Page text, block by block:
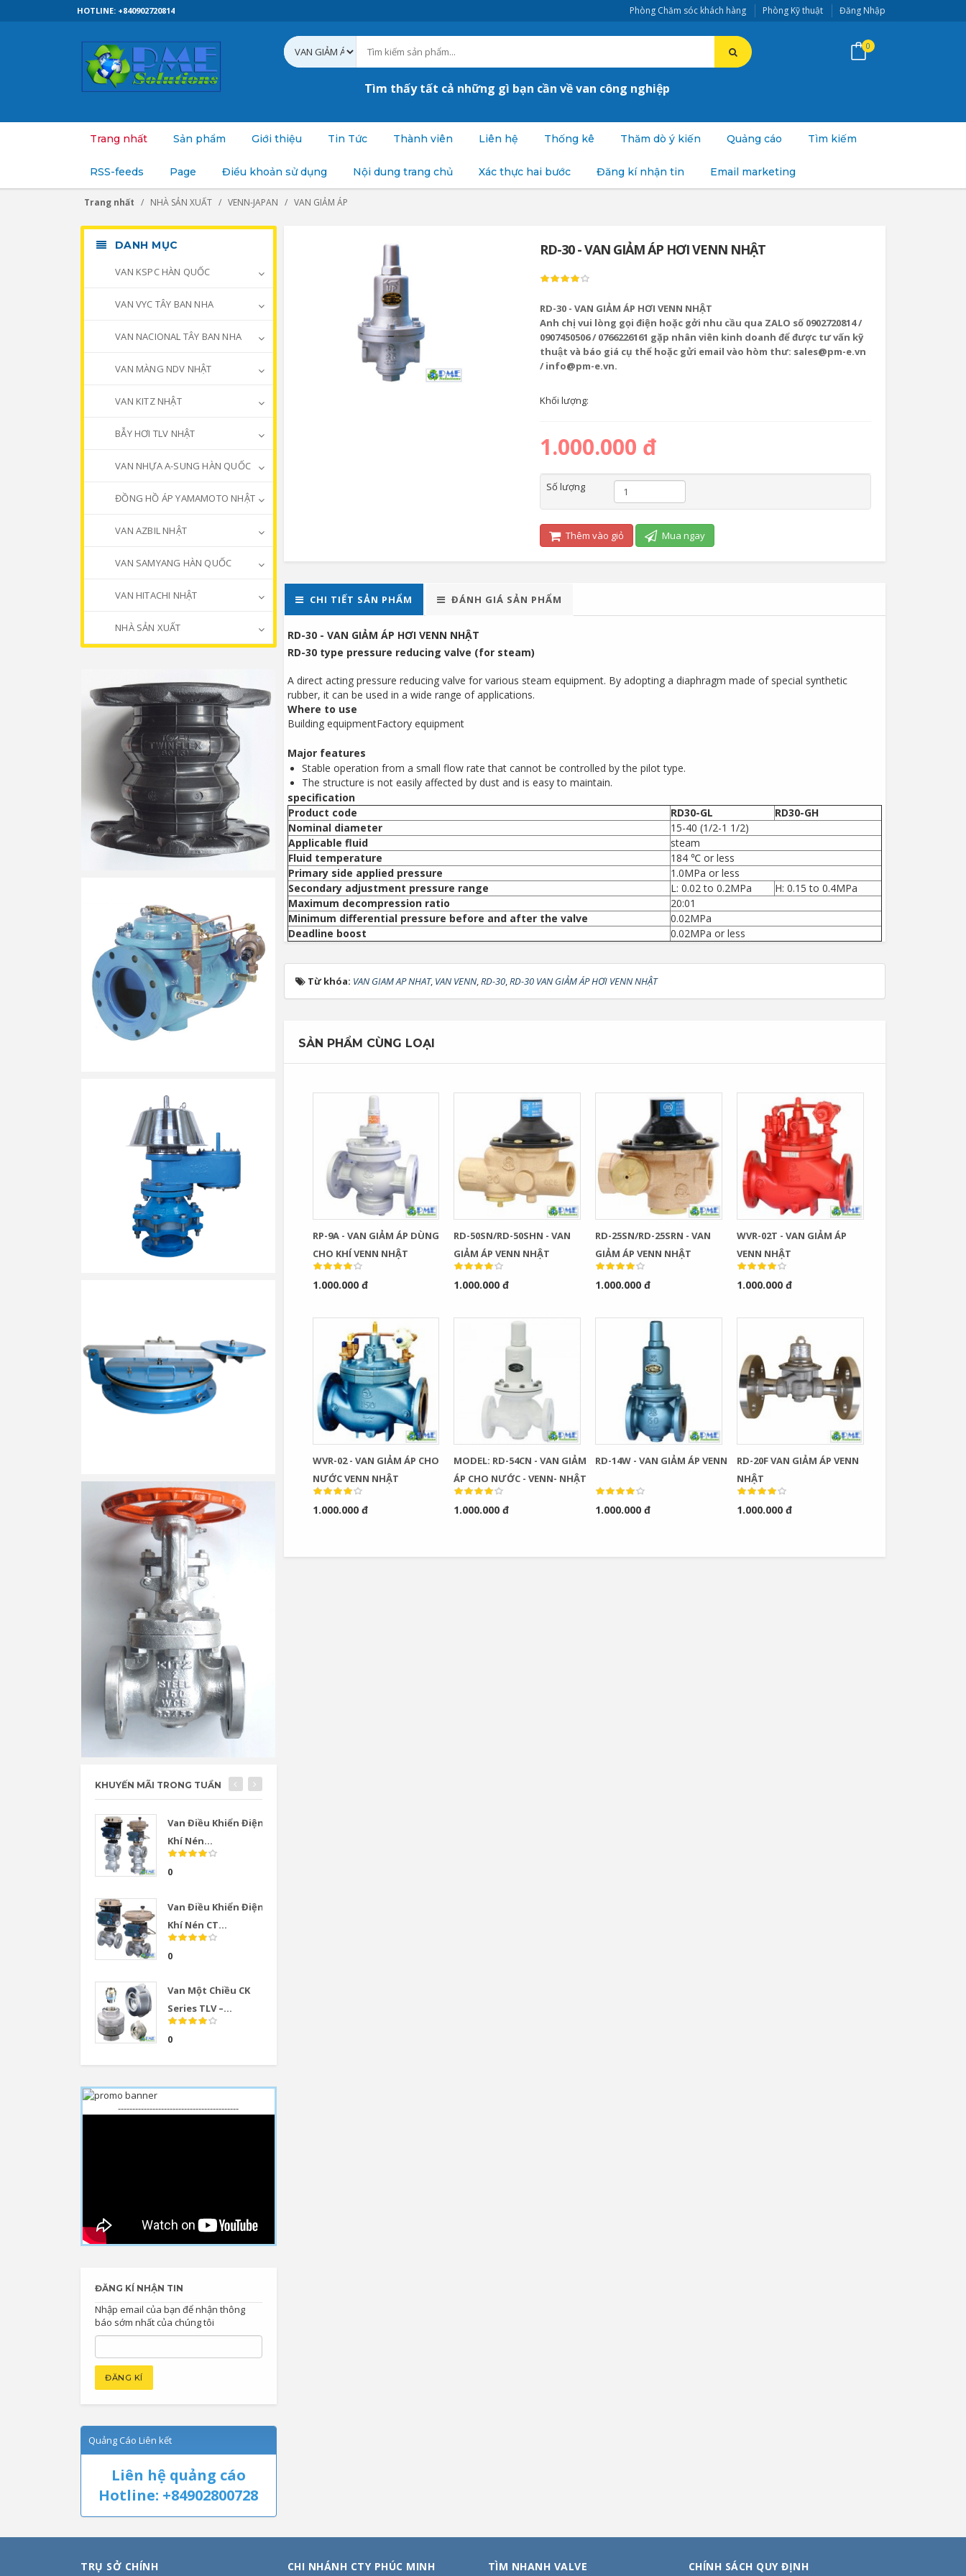
Phòng Chăm sóc khách hàng Phòng Kỹ thuật Đăng Nhập
HOTLINE: +840902720814
Tìm thấy tất cả những gì bạn cần về van công nghiệp
0
Trang nhất Sản phẩm Giới thiệu Tin Tức Thành viên Liên hệ Thống kê Thăm dò ý kiến Quảng cáo Tìm kiếm
RSS-feeds Page Điều khoản sử dụng Nội dung trang chủ Xác thực hai bước Đăng kí nhận tin Email marketing
Trang nhất NHÀ SẢN XUẤT VENN-JAPAN VAN GIẢM ÁP
RD-30 - VAN GIẢM ÁP HƠI VENN NHẬT
RD-30 - VAN GIẢM ÁP HƠI VENN NHẬT
Anh chị vui lòng gọi điện hoặc gởi nhu cầu qua ZALO số 0902720814 /
0907450506 / 0766226161 gặp nhân viên kinh doanh để được tư vấn kỹ
thuật và báo giá cụ thể hoặc gửi email vào hòm thư: sales@pm-e.vn
/ info@pm-e.vn.
Khối lượng:
1.000.000 đ
Số lượng
Thêm vào giỏ Mua ngay
CHI TIẾT SẢN PHẨM ĐÁNH GIÁ SẢN PHẨM
RD-30 - VAN GIẢM ÁP HƠI VENN NHẬT
RD-30 type pressure reducing valve (for steam)
A direct acting pressure reducing valve for various steam equipment. By adopting a diaphragm made of special synthetic
rubber, it can be used in a wide range of applications.
Where to use
Building equipmentFactory equipment
Major features
Stable operation from a small flow rate that cannot be controlled by the pilot type.
The structure is not easily affected by dust and is easy to maintain.
specification
Product code
RD30-GL
RD30-GH
Nominal diameter
15-40 (1/2-1 1/2)
Applicable fluid
steam
Fluid temperature
184 ℃ or less
Primary side applied pressure
1.0MPa or less
Secondary adjustment pressure range
L: 0.02 to 0.2MPa
H: 0.15 to 0.4MPa
Maximum decompression ratio
20:01
Minimum differential pressure before and after the valve
0.02MPa
Deadline boost
0.02MPa or less
Từ khóa: VAN GIAM AP NHAT, VAN VENN,RD-30,RD-30 VAN GIẢM ÁP HƠI VENN NHẬT
SẢN PHẨM CÙNG LOẠI
RP-9A - VAN GIẢM ÁP DÙNG
CHO KHÍ VENN NHẬT
1.000.000 đ
RD-50SN/RD-50SHN - VAN
GIẢM ÁP VENN NHẬT
1.000.000 đ
RD-25SN/RD-25SRN - VAN
GIẢM ÁP VENN NHẬT
1.000.000 đ
WVR-02T - VAN GIẢM ÁP
VENN NHẬT
1.000.000 đ
WVR-02 - VAN GIẢM ÁP CHO
NƯỚC VENN NHẬT
1.000.000 đ
MODEL: RD-54CN - VAN GIẢM
ÁP CHO NƯỚC - VENN- NHẬT
1.000.000 đ
RD-14W - VAN GIẢM ÁP VENN
1.000.000 đ
RD-20F VAN GIẢM ÁP VENN
NHẬT
1.000.000 đ
DANH MỤC
VAN KSPC HÀN QUỐC
VAN VYC TÂY BAN NHA
VAN NACIONAL TÂY BAN NHA
VAN MÀNG NDV NHẬT
VAN KITZ NHẬT
BẪY HƠI TLV NHẬT
VAN NHỰA A-SUNG HÀN QUỐC
ĐỒNG HỒ ÁP YAMAMOTO NHẬT
VAN AZBIL NHẬT
VAN SAMYANG HÀN QUỐC
VAN HITACHI NHẬT
NHÀ SẢN XUẤT
KHUYẾN MÃI TRONG TUẦN
Van Điều Khiển Điện
Khí Nén...
0
Van Điều Khiển Điện
Khí Nén CT...
0
Van Một Chiều CK
Series TLV –...
0
------------------------------------------
ĐĂNG KÍ NHẬN TIN
Nhập email của bạn để nhận thông
báo sớm nhất của chúng tôi
Quảng Cáo Liên kết
Liên hệ quảng cáo
Hotline: +84902800728
TRỤ SỞ CHÍNH CHI NHÁNH CTY PHÚC MINH TÌM NHANH VALVE CHÍNH SÁCH QUY ĐỊNH